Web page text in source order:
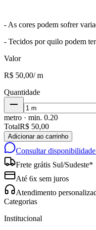
- As cores podem sofrer
- Tecidos por quilo podem
Valor
R$ 50,00/m
Quantidade
metro · min. 0.20
TotalR$ 50,00
Adicionar ao carrinho
Consultar
Frete grátis Sul/Sudeste*
Até 6x sem juros
Atendimento
Categorias
Institucional